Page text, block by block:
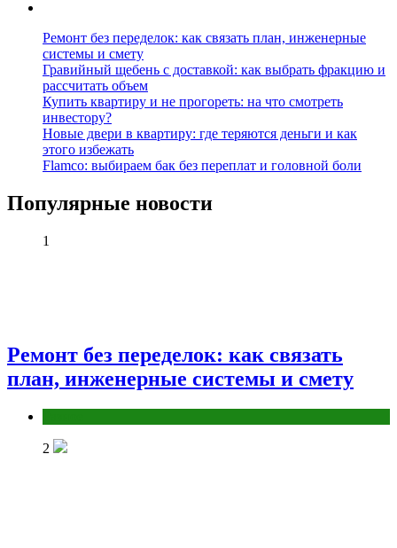
Ремонт без переделок: как связать план, инженерные
системы и смету
Гравийный щебень с доставкой: как выбрать фракцию и
рассчитать объем
Купить квартиру и не прогореть: на что смотреть
инвестору?
Новые двери в квартиру: где теряются деньги и как
этого избежать
Flamco: выбираем бак без переплат и головной боли
Популярные новости
1
Ремонт без переделок: как связать
план, инженерные системы и смету
2